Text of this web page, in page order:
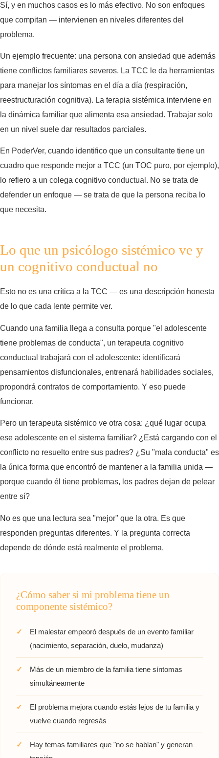
Sí, y en muchos casos es lo más efectivo. No son enfoques
que compitan — intervienen en niveles diferentes del
problema.
Un ejemplo frecuente: una persona con ansiedad que además
tiene conflictos familiares severos. La TCC le da herramientas
para manejar los síntomas en el día a día (respiración,
reestructuración cognitiva). La terapia sistémica interviene en
la dinámica familiar que alimenta esa ansiedad. Trabajar solo
en un nivel suele dar resultados parciales.
En PoderVer, cuando identifico que un consultante tiene un
cuadro que responde mejor a TCC (un TOC puro, por ejemplo),
lo refiero a un colega cognitivo conductual. No se trata de
defender un enfoque — se trata de que la persona reciba lo
que necesita.
Lo que un psicólogo sistémico ve y
un cognitivo conductual no
Esto no es una crítica a la TCC — es una descripción honesta
de lo que cada lente permite ver.
Cuando una familia llega a consulta porque "el adolescente
tiene problemas de conducta", un terapeuta cognitivo
conductual trabajará con el adolescente: identificará
pensamientos disfuncionales, entrenará habilidades sociales,
propondrá contratos de comportamiento. Y eso puede
funcionar.
Pero un terapeuta sistémico ve otra cosa: ¿qué lugar ocupa
ese adolescente en el sistema familiar? ¿Está cargando con el
conflicto no resuelto entre sus padres? ¿Su "mala conducta" es
la única forma que encontró de mantener a la familia unida —
porque cuando él tiene problemas, los padres dejan de pelear
entre sí?
No es que una lectura sea "mejor" que la otra. Es que
responden preguntas diferentes. Y la pregunta correcta
depende de dónde está realmente el problema.
¿Cómo saber si mi problema tiene un
componente sistémico?
El malestar empeoró después de un evento familiar
(nacimiento, separación, duelo, mudanza)
Más de un miembro de la familia tiene síntomas
simultáneamente
El problema mejora cuando estás lejos de tu familia y
vuelve cuando regresás
Hay temas familiares que "no se hablan" y generan